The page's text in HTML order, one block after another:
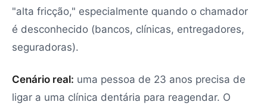
"alta fricção," especialmente quando o chamador
é desconhecido (bancos, clínicas, entregadores,
seguradoras).
Cenário real: uma pessoa de 23 anos precisa de
ligar a uma clínica dentária para reagendar. O